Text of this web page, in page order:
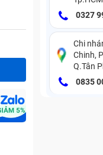
0327
Chi
Chinh,
Q.Tân
0835